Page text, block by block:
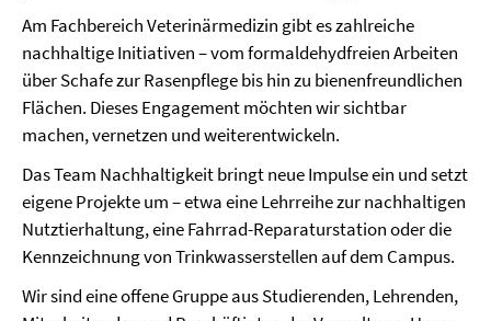
Am Fachbereich Veterinärmedizin gibt es zahlreiche
nachhaltige Initiativen – vom formaldehydfreien Arbeiten
über Schafe zur Rasenpflege bis hin zu bienenfreundlichen
Flächen. Dieses Engagement möchten wir sichtbar
machen, vernetzen und weiterentwickeln.
Das Team Nachhaltigkeit bringt neue Impulse ein und setzt
eigene Projekte um – etwa eine Lehrreihe zur nachhaltigen
Nutztierhaltung, eine Fahrrad-Reparaturstation oder die
Kennzeichnung von Trinkwasserstellen auf dem Campus.
Wir sind eine offene Gruppe aus Studierenden, Lehrenden,